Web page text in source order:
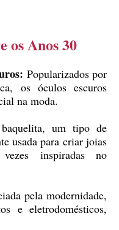
os Anos 30
Popularizados por
os óculos escuros
na moda.
um tipo de
usada para criar joias
inspiradas no
pela modernidade,
e eletrodomésticos,